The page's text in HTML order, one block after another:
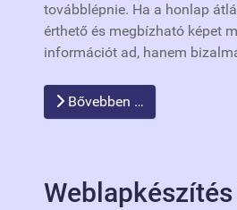
továbblépnie. Ha a honlap
érthető és megbízható képet
információt ad, hanem
Bővebben …